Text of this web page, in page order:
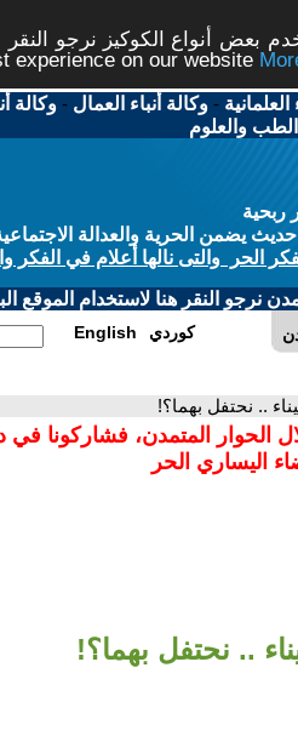
بعض أنواع الكوكيز نرجو
experience on our website
العلمانية -وكالة أنباء العمال -وكالة
الطب والعلوم
ربحية
يضمن الحرية والعدالة
الحر والتى نالها أعلام في الفكر
نرجو النقر هنا لاستخدام الموقع
English كوردي
.. نحتفل بهما؟!
الحوار المتمدن، فشاركونا في
اليساري الحر
.. نحتفل بهما؟!